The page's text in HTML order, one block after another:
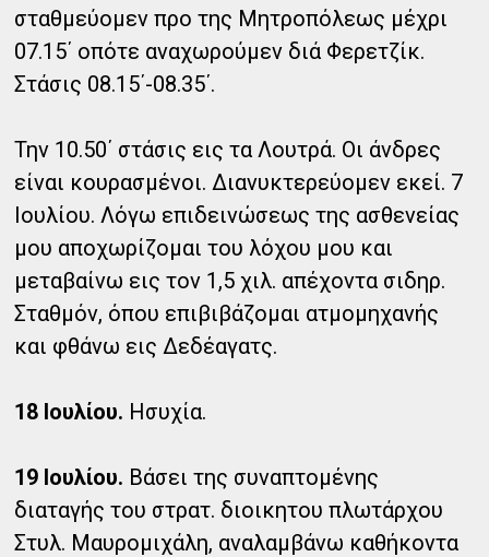
σταθμεύομεν προ της Μητροπόλεως μέχρι
07.15΄ οπότε αναχωρούμεν διά Φερετζίκ.
Στάσις 08.15΄-08.35΄.
Την 10.50΄ στάσις εις τα Λουτρά. Οι άνδρες
είναι κουρασμένοι. Διανυκτερεύομεν εκεί. 7
Ιουλίου. Λόγω επιδεινώσεως της ασθενείας
μου αποχωρίζομαι του λόχου μου και
μεταβαίνω εις τον 1,5 χιλ. απέχοντα σιδηρ.
Σταθμόν, όπου επιβιβάζομαι ατμομηχανής
και φθάνω εις Δεδέαγατς.
18 Ιουλίου. Ησυχία.
19 Ιουλίου. Βάσει της συναπτομένης
διαταγής του στρατ. διοικητου πλωτάρχου
Στυλ. Μαυρομιχάλη, αναλαμβάνω καθήκοντα